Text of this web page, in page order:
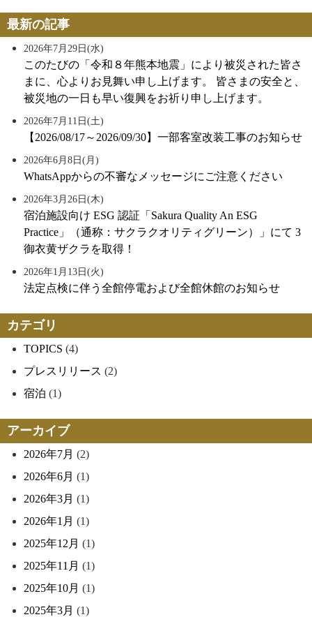
最新の記事
2026年7月29日(水)
このたびの「令和８年熊本地震」により被災された皆さ
まに、心よりお見舞い申し上げます。 皆さまの安全と、
被災地の一日も早い復興をお祈り申し上げます。
2026年7月11日(土)
【2026/08/17～2026/09/30】一部客室改装工事のお知らせ
2026年6月8日(月)
WhatsAppからの不審なメッセージにご注意ください
2026年3月26日(木)
宿泊施設向け ESG 認証「Sakura Quality An ESG
Practice」（通称：サクラクオリティグリーン）」にて 3
御衣黄ザクラを取得！
2026年1月13日(火)
法定点検に伴う全館停電および全館休館のお知らせ
カテゴリ
TOPICS (4)
プレスリリース (2)
宿泊 (1)
アーカイブ
2026年7月 (2)
2026年6月 (1)
2026年3月 (1)
2026年1月 (1)
2025年12月 (1)
2025年11月 (1)
2025年10月 (1)
2025年3月 (1)